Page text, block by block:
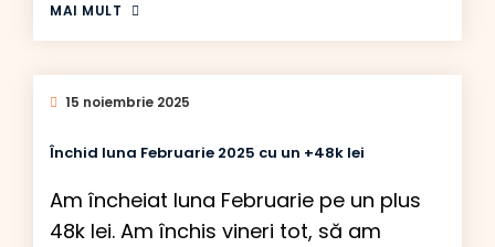
din această zonă, – avem o retragere
căderi de la vârful din februarie 2025
până la minima din aprilie 2025, – iar
tot […]
MAI MULT
15 noiembrie 2025
Închid luna Februarie 2025 cu un +48k lei
Am încheiat luna Februarie pe un plus
48k lei. Am închis vineri tot, să am